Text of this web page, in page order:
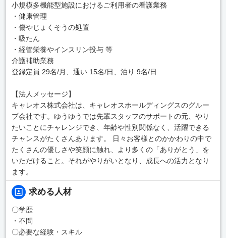
小規模多機能型施設におけるご利用者の看護業務
・健康管理
・傷やじょくそうの処置
・吸たん
・経管栄養やインスリン投与 等
介護補助業務
登録定員 29名/月、通い 15名/日、泊り 9名/日
【法人メッセージ】
キャレオス株式会社は、キャレオスホールディングスのグルー
プ会社です。ゆうゆうでは先輩スタッフのサポートの元、やり
たいことにチャレンジでき、年齢や性別関係なく、活躍できる
チャンスがたくさんあります。 日々お客様とのかかわりの中で
たくさんの優しさや笑顔に触れ、より多くの「ありがとう」を
いただけること。それがやりがいとなり、成長への活力となり
ます。
求める人材
〇学歴
・不問
〇必要な経験・スキル